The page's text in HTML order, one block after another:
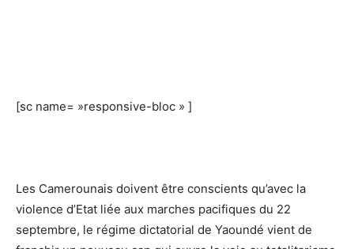
[sc name= »responsive-bloc » ]
Les Camerounais doivent être conscients qu’avec la
violence d’Etat liée aux marches pacifiques du 22
septembre, le régime dictatorial de Yaoundé vient de